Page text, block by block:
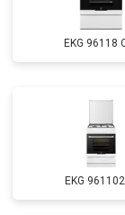
EKG 96118
EKG